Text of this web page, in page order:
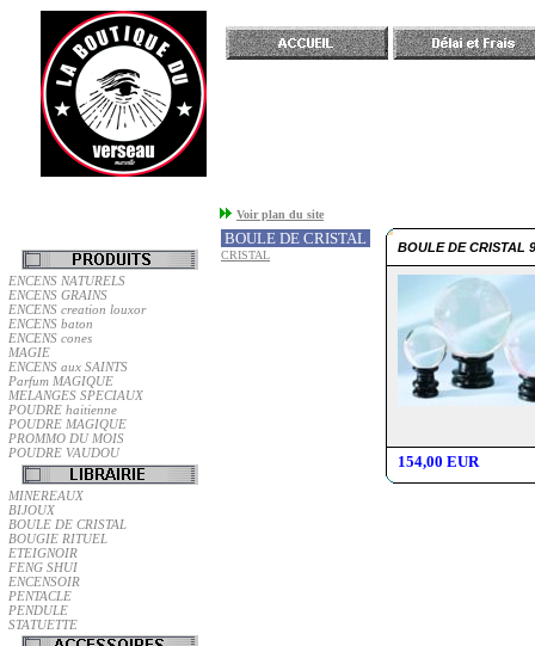
ENCENS NATURELS
ENCENS GRAINS
ENCENS creation louxor
ENCENS baton
ENCENS cones
MAGIE
ENCENS aux SAINTS
Parfum MAGIQUE
MELANGES SPECIAUX
POUDRE haitienne
POUDRE MAGIQUE
PROMMO DU MOIS
POUDRE VAUDOU
MINEREAUX
BIJOUX
BOULE DE CRISTAL
BOUGIE RITUEL
ETEIGNOIR
FENG SHUI
ENCENSOIR
PENTACLE
PENDULE
STATUETTE
Voir plan du site
BOULE DE CRISTAL
CRISTAL
BOULE DE CRISTAL
154,00 EUR